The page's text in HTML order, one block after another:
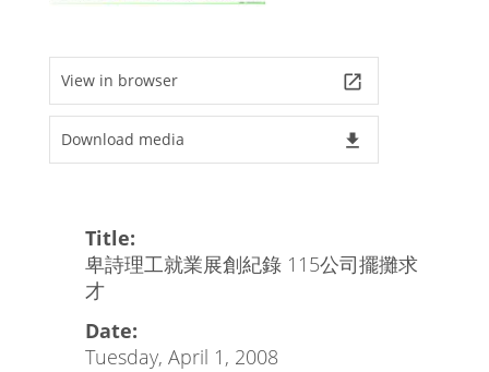
View in browser launch
Download media file_download
Title:
卑詩理工就業展創紀錄 115公司擺攤求
才
Date:
Tuesday, April 1, 2008